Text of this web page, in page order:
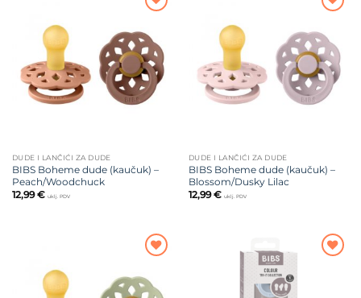
na listu
želja
DUDE I LANČIĆI ZA DUDE
BIBS Boheme dude (kaučuk) –
Peach/Woodchuck
12,99€ uklj. PDV
na listu
želja
DUDE I LANČIĆI ZA DUDE
BIBS Boheme dude (kaučuk) –
Blossom/Dusky Lilac
12,99€ uklj. PDV
na listu
želja